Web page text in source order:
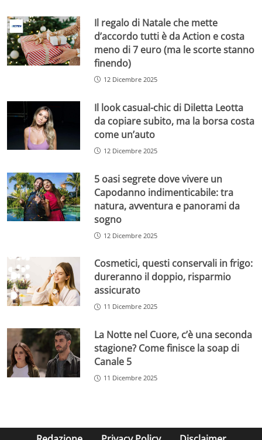
Il regalo di Natale che mette
d’accordo tutti è da Action e costa
meno di 7 euro (ma le scorte stanno
finendo)
12 Dicembre 2025
Il look casual-chic di Diletta Leotta
da copiare subito, ma la borsa costa
come un’auto
12 Dicembre 2025
5 oasi segrete dove vivere un
Capodanno indimenticabile: tra
natura, avventura e panorami da
sogno
12 Dicembre 2025
Cosmetici, questi conservali in frigo:
dureranno il doppio, risparmio
assicurato
11 Dicembre 2025
La Notte nel Cuore, c’è una seconda
stagione? Come finisce la soap di
Canale 5
11 Dicembre 2025